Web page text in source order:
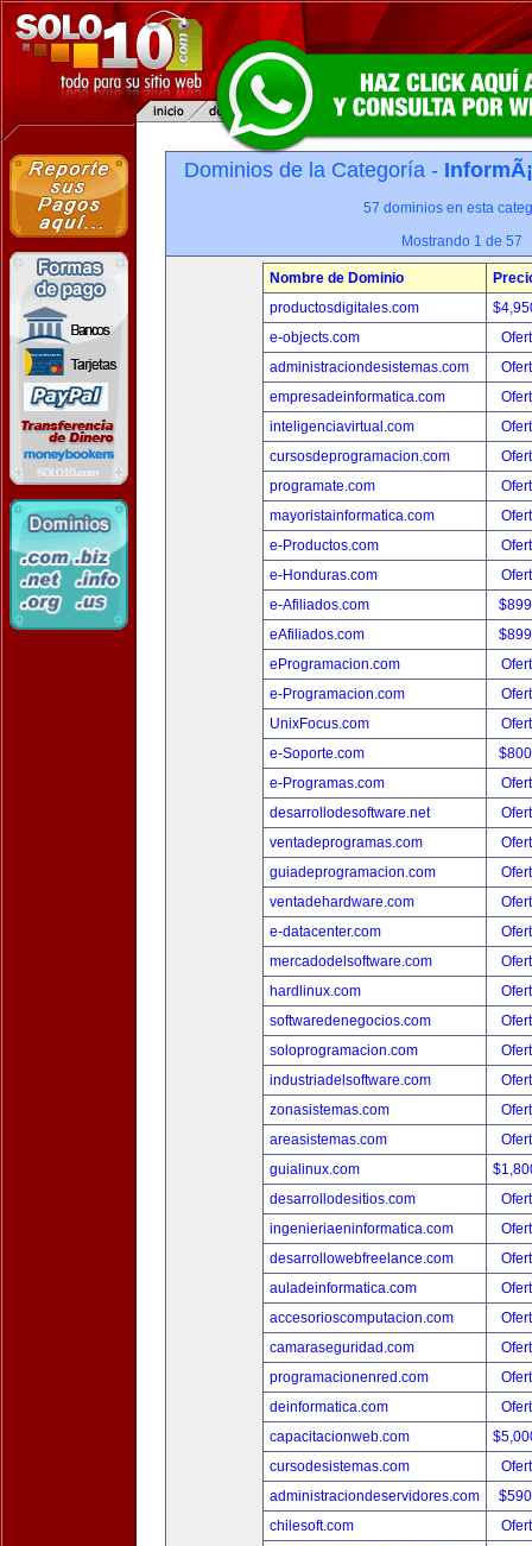
Dominios de la Categoría -
57 dominios en esta
Mostrando 1 de 57
Nombre de Dominio
productosdigitales.com
e-objects.com
administraciondesistemas.com
empresadeinformatica.com
inteligenciavirtual.com
cursosdeprogramacion.com
programate.com
mayoristainformatica.com
e-Productos.com
e-Honduras.com
e-Afiliados.com
eAfiliados.com
eProgramacion.com
e-Programacion.com
UnixFocus.com
e-Soporte.com
e-Programas.com
desarrollodesoftware.net
ventadeprogramas.com
guiadeprogramacion.com
ventadehardware.com
e-datacenter.com
mercadodelsoftware.com
hardlinux.com
softwaredenegocios.com
soloprogramacion.com
industriadelsoftware.com
zonasistemas.com
areasistemas.com
guialinux.com
desarrollodesitios.com
ingenieriaeninformatica.com
desarrollowebfreelance.com
auladeinformatica.com
accesorioscomputacion.com
camaraseguridad.com
programacionenred.com
deinformatica.com
capacitacionweb.com
cursodesistemas.com
administraciondeservidores.com
chilesoft.com